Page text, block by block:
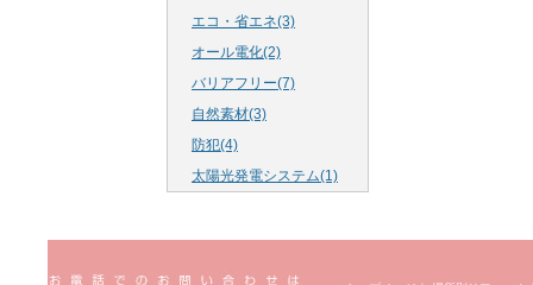
エコ・省エネ(3)
オール電化(2)
バリアフリー(7)
自然素材(3)
防犯(4)
太陽光発電システム(1)